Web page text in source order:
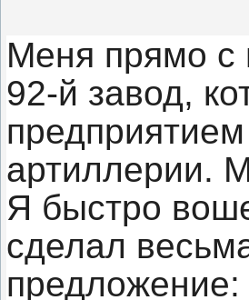
Меня прямо с
92-й завод,
артиллерии.
Я быстро
сделал
предложение: